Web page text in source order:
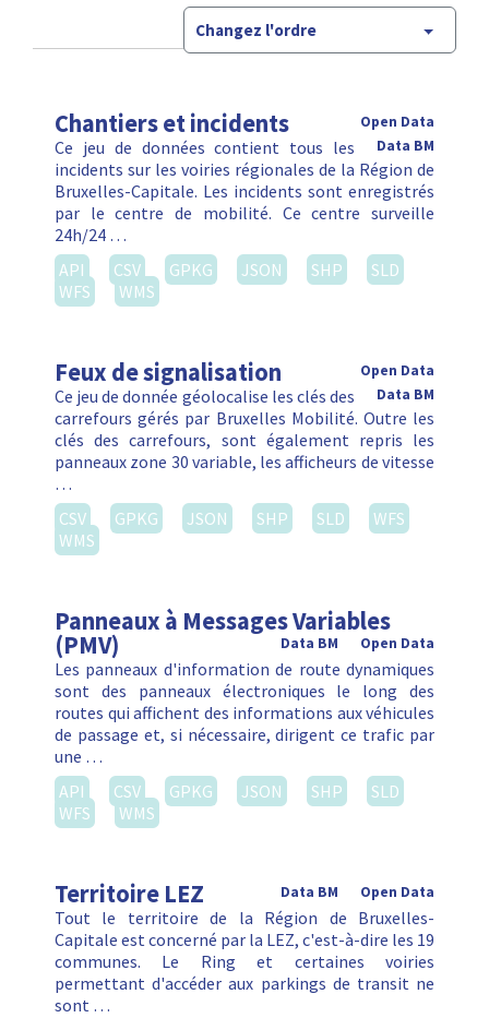
Changez l'ordre
Chantiers et incidents
Open Data
Data BM
Ce jeu de données contient tous les
incidents sur les voiries régionales de la Région de
Bruxelles-Capitale. Les incidents sont enregistrés
par le centre de mobilité. Ce centre surveille
24h/24 …
API
CSV GPKG JSON SHP
SLD
WFS
WMS
Feux de signalisation
Open Data
Data BM
Ce jeu de donnée géolocalise les clés des
carrefours gérés par Bruxelles Mobilité. Outre les
clés des carrefours, sont également repris les
panneaux zone 30 variable, les afficheurs de vitesse
…
CSV
GPKG JSON SHP SLD
WFS
WMS
Panneaux à Messages Variables
(PMV) Open Data
Data BM
Les panneaux d'information de route dynamiques
sont des panneaux électroniques le long des
routes qui affichent des informations aux véhicules
de passage et, si nécessaire, dirigent ce trafic par
une …
API
CSV GPKG JSON SHP
SLD
WFS
WMS
Territoire LEZ Open Data
Data BM
Tout le territoire de la Région de Bruxelles-
Capitale est concerné par la LEZ, c'est-à-dire les 19
communes. Le Ring et certaines voiries
permettant d'accéder aux parkings de transit ne
sont …